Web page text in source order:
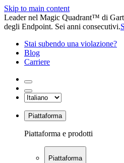
Skip to main content
Leader nel Magic Quadrant™ di
degli Endpoint. Sei anni consecutivi.
Stai subendo una violazione?
Blog
Carriere
Piattaforma
Piattaforma e prodotti
Piattaforma